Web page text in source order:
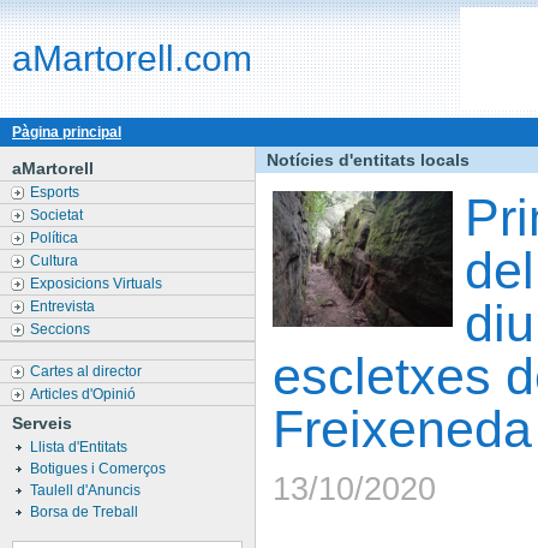
aMartorell.com
Pàgina principal
aMartorell
Esports
Societat
Política
Cultura
Exposicions Virtuals
Entrevista
Seccions
Cartes al director
Articles d'Opinió
Serveis
Llista d'Entitats
Botigues i Comerços
Taulell d'Anuncis
Borsa de Treball
Notícies d'entitats locals
escletxes
Freixeneda
13/10/2020